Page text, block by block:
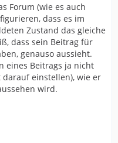
Forum (wie es auch
dass es im
Zustand das gleiche
dass sein Beitrag für
genauso aussieht.
eines Beitrags ja nicht
einstellen), wie er
wird.